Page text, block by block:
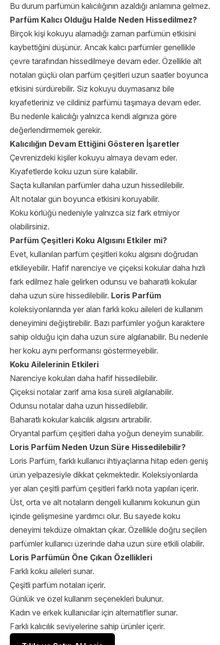
Bu durum parfümün kalıcılığının azaldığı anlamına gelmez.
Parfüm Kalıcı Olduğu Halde Neden Hissedilmez?
Birçok kişi kokuyu alamadığı zaman parfümün etkisini
kaybettiğini düşünür. Ancak kalıcı parfümler genellikle
çevre tarafından hissedilmeye devam eder. Özellikle alt
notaları güçlü olan parfüm çeşitleri uzun saatler boyunca
etkisini sürdürebilir. Siz kokuyu duymasanız bile
kıyafetleriniz ve cildiniz parfümü taşımaya devam eder.
Bu nedenle kalıcılığı yalnızca kendi algınıza göre
değerlendirmemek gerekir.
Kalıcılığın Devam Ettiğini Gösteren İşaretler
Çevrenizdeki kişiler kokuyu almaya devam eder.
Kıyafetlerde koku uzun süre kalabilir.
Saçta kullanılan parfümler daha uzun hissedilebilir.
Alt notalar gün boyunca etkisini koruyabilir.
Koku körlüğü nedeniyle yalnızca siz fark etmiyor
olabilirsiniz.
Parfüm Çeşitleri Koku Algısını Etkiler mi?
Evet, kullanılan parfüm çeşitleri koku algısını doğrudan
etkileyebilir. Hafif narenciye ve çiçeksi kokular daha hızlı
fark edilmez hale gelirken odunsu ve baharatlı kokular
daha uzun süre hissedilebilir. Loris Parfüm
koleksiyonlarında yer alan farklı koku aileleri de kullanım
deneyimini değiştirebilir. Bazı parfümler yoğun karaktere
sahip olduğu için daha uzun süre algılanabilir. Bu nedenle
her koku aynı performansı göstermeyebilir.
Koku Ailelerinin Etkileri
Narenciye kokuları daha hafif hissedilebilir.
Çiçeksi notalar zarif ama kısa süreli algılanabilir.
Odunsu notalar daha uzun hissedilebilir.
Baharatlı kokular kalıcılık algısını artırabilir.
Oryantal parfüm çeşitleri daha yoğun deneyim sunabilir.
Loris Parfüm Neden Uzun Süre Hissedilebilir?
Loris Parfüm, farklı kullanıcı ihtiyaçlarına hitap eden geniş
ürün yelpazesiyle dikkat çekmektedir. Koleksiyonlarda
yer alan çeşitli parfüm çeşitleri farklı nota yapıları içerir.
Üst, orta ve alt notaların dengeli kullanımı kokunun gün
içinde gelişmesine yardımcı olur. Bu sayede koku
deneyimi tekdüze olmaktan çıkar. Özellikle doğru seçilen
parfümler kullanıcı üzerinde daha uzun süre etkili olabilir.
Loris Parfümün Öne Çıkan Özellikleri
Farklı koku aileleri sunar.
Çeşitli parfüm notaları içerir.
Günlük ve özel kullanım seçenekleri bulunur.
Kadın ve erkek kullanıcılar için alternatifler sunar.
Farklı kalıcılık seviyelerine sahip ürünler içerir.